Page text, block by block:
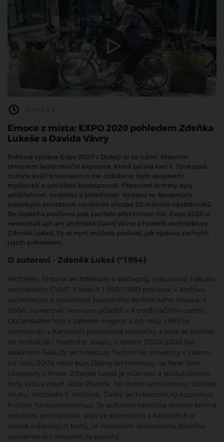
Emoce z místa: EXPO 2020 pohledem Zdeňka
Lukeše a Davida Vávry
Světová výstava Expo 2020 v Dubaji je za námi. Hlavním
tématem šestiměsíční expozice, která začala loni 1. října poté,
co byla kvůli koronaviru o rok odložena, bylo spojování
myšlenek a vytváření budoucnosti. Předními tématy byly
udržitelnost, mobilita a příležitosti. Výstavu ve Spojených
arabských emirátech navštívilo zhruba 23 milionů návštěvníků.
Do českého pavilonu pak zavítalo přes milion lidí. Expo 2020 si
nenechali ujít ani architekt David Vávra a historik architektury
Zdeněk Lukeš. Vy se nyní můžete podívat, jak výstavu zachytili
jejich pohledem.
O autorovi - Zdeněk Lukeš (*1954)
Architekt, historik architektury a pedagog, vystudoval Fakultu
architektury ČVUT. V letech 1980–1990 pracoval v Archivu
architektury a stavitelství Národního technického muzea, v
době „sametové“ revoluce působil v Koordinačním centru
Občanského fóra v Laterně magice a od roku 1990 je
zaměstnán v Kanceláři prezidenta republiky a také se podílel
na revitalizaci hradního areálu. V letech 2000–2003 byl
děkanem Fakulty architektury Technické univerzity v Liberci,
od roku 2004 vede kurs Dějiny architektury na New York
University v Praze. Zdeněk Lukeš je tvůrcem a spolutvůrcem
řady výstav (např. Jože Plečnik, 10 století architektury, Splátka
dluhu, Architekt E. Králíček, Český architektonický kubismus,
Pražský funkcionalismus). Je autorem několika desítek knih o
moderní architektuře, statí ve sbornících a katalozích a
stovek odborných textů. Je nositelem slovinského státního
vyznamenání Medaile za zásluhy.